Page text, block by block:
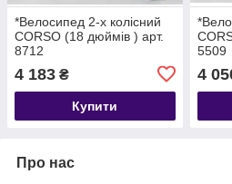
*Велосипед 2-х колісний
CORSO (18 дюймів ) арт.
8712
4 183 ₴
Купити
5509
4
Про нас